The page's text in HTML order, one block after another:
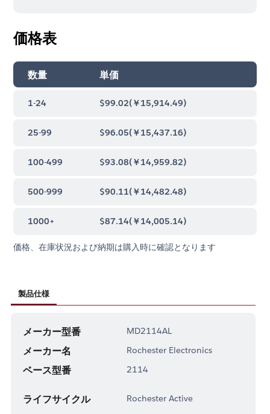
価格表
数量 単価
1-24 $99.02(￥15,914.49)
25-99 $96.05(￥15,437.16)
100-499 $93.08(￥14,959.82)
500-999 $90.11(￥14,482.48)
1000+ $87.14(￥14,005.14)
価格、在庫状況および納期は購入時に確認となります
製品仕様
メーカー型番 MD2114AL
メーカー名 Rochester Electronics
ベース型番 2114
ライフサイクル Rochester Active